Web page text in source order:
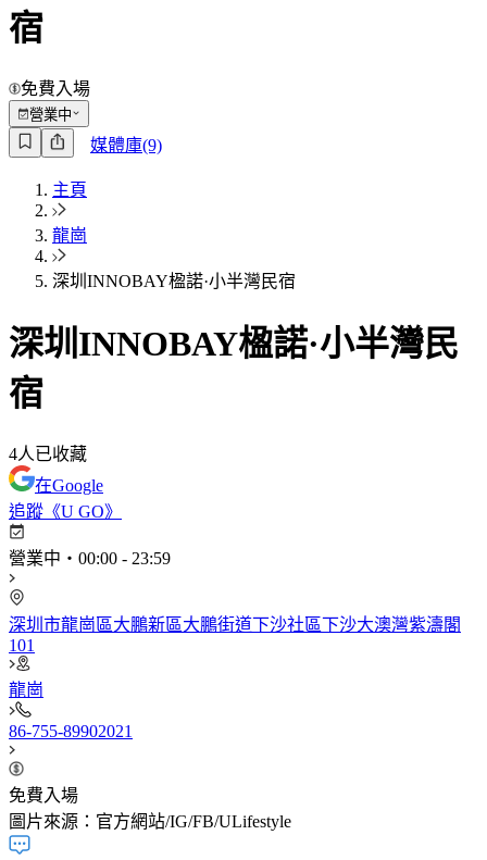
宿
免費入場
營業中
媒體庫(9)
主頁
龍崗
深圳INNOBAY楹諾·小半灣民宿
深圳INNOBAY楹諾·小半灣民
宿
4人已收藏
在Google
追蹤《U GO》
營業中 ・ 00:00 - 23:59
深圳市龍崗區大鵬新區大鵬街道下沙社區下沙大澳灣紫濤閣
101
龍崗
86-755-89902021​
免費入場
圖片來源：官方網站/IG/FB/ULifestyle